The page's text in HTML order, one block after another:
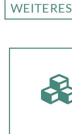
WEITERES